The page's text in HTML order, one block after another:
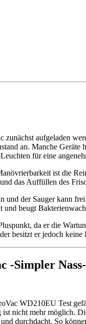
zunächst aufgeladen
an. Manche
für eine
ist die
das Auffüllen des
und der Sauger kann
beugt
da er die
besitzt er jedoch
-Simpler
WD210EU Test
nicht mehr möglich.
durchdacht. So